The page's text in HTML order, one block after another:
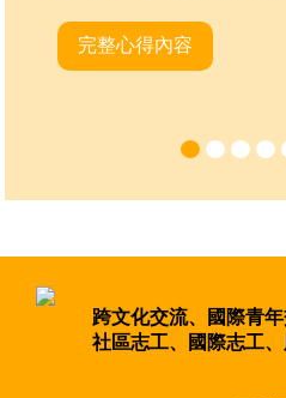
完整心得內容
跨文化交流、國際青年
社區志工、國際志工